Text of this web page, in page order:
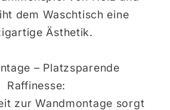
dem Waschtisch eine
Ästhetik.
– Platzsparende
Raffinesse:
zur Wandmontage sorgt